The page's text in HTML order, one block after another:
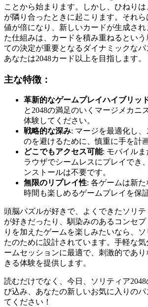
ことから始まります。しかし、ひねり
が隣り合ったときに起こります。それ
値が倍になり、新しいカードが生成さ
た仕組みは、カードを積み重ねるとい
ての決定が重要となるダイナミックなパ
あなたは2048カード以上を目指します。
主な特徴：
革新的なゲームプレイハイブリッ
と2048の満足のいくマージメカニ
体験してください。
戦略的な深み: マージを最適化し
のを避けるために、慎重に手を計
どこでもアクセス可能: モバイル
ラウザでシームレスにプレイでき
ンストールは不要です。
無限のリプレイ性: 各ゲームは新
時間も楽しめるゲームプレイを保
頭脳パズルが好きで、よくできたソリ
が好きだったり、馴染みのあるコンセ
りを加えたゲームを楽しみたいなら、
たのために設計されています。手軽な
ームセッションに最適で、刺激的であ
きる体験を提供します。
読むだけでなく、今日、ソリティア
び込み、あなたの新しいお気に入りの
てください！